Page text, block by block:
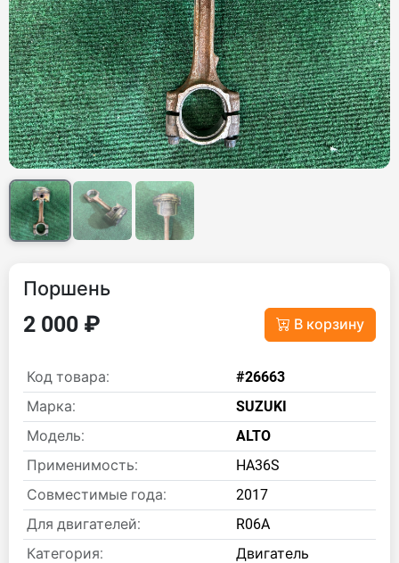
Поршень
2 000 ₽ В корзину
Код товара:
#26663
Марка:
SUZUKI
Модель:
ALTO
Применимость:
HA36S
Совместимые года:
2017
Для двигателей:
R06A
Категория:
Двигатель